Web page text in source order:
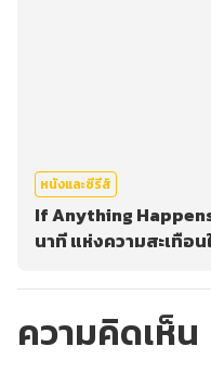
หนังและซีรีส์
If Anything
นาที แห่งความสะเทือน
ความคิดเห็น